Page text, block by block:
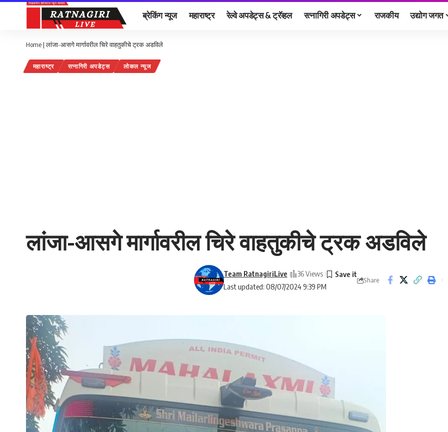
ब्रेकिंग न्यूज महाराष्ट्र रेल्वे अपडेट्स & ट्रॅव्हल रत्नागिरी अपडेट्स राजकीय उद्योग जगत
Home |लांजा-आसगे मार्गावरील चिरे वाहतुकीचे ट्रक अडविले
महाराष्ट्र रत्नागिरी अपडेट्स लोकल न्यूज
लांजा-आसगे मार्गावरील चिरे वाहतुकीचे ट्रक अडविले
Last updated: 08/07/2024 9:39 PM
Team RatnagiriLive 36 Views
Share